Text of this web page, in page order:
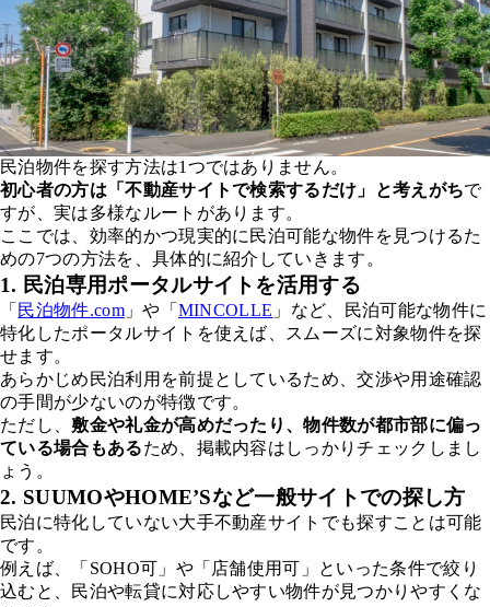
民泊物件を探す方法は1つではありません。
初心者の方は「不動産サイトで検索するだけ」と考えがちで
すが、実は多様なルートがあります。
ここでは、効率的かつ現実的に民泊可能な物件を見つけるた
めの7つの方法を、具体的に紹介していきます。
1. 民泊専用ポータルサイトを活用する
「 民泊物件.com」や「 MINCOLLE 」など、民泊可能な物件に
特化したポータルサイトを使えば、スムーズに対象物件を探
せます。
あらかじめ民泊利用を前提としているため、交渉や用途確認
の手間が少ないのが特徴です。
ただし、 敷金や礼金が高めだったり、物件数が都市部に偏っ
ている場合もあるため、掲載内容はしっかりチェックしまし
ょう。
2. SUUMOやHOME’Sなど一般サイトでの探し方
民泊に特化していない大手不動産サイトでも探すことは可能
です。
例えば、「SOHO可」や「店舗使用可」といった条件で絞り
込むと、民泊や転貸に対応しやすい物件が見つかりやすくな